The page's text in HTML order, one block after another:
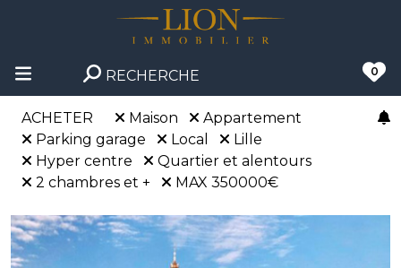
RECHERCHE 0
ACHETER Maison
Appartement
Parking garage
Local
Lille
Hyper centre
Quartier et alentours
2 chambres et +
MAX 350000€